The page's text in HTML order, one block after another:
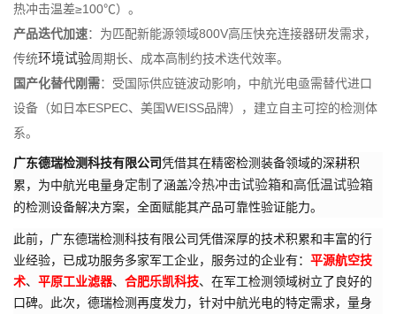
热冲击温差≥100℃）。
产品迭代加速：为匹配新能源领域800V高压快充连接器研发需求，
传统环境试验周期长、成本高制约技术迭代效率。
国产化替代刚需：受国际供应链波动影响，中航光电亟需替代进口
设备（如日本ESPEC、美国WEISS品牌），建立自主可控的检测体
系。
广东德瑞检测科技有限公司凭借其在精密检测装备领域的深耕积
累，为中航光电量身定制了涵盖冷热冲击试验箱和高低温试验箱
的检测设备解决方案，全面赋能其产品可靠性验证能力。
此前，广东德瑞检测科技有限公司凭借深厚的技术积累和丰富的行
业经验，已成功服务多家军工企业，服务过的企业有： 平源航空技
术、 平原工业滤器、 合肥乐凯科技、在军工检测领域树立了良好的
口碑。此次，德瑞检测再度发力，针对中航光电的特定需求，量身